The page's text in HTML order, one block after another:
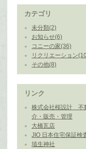
カテゴリ
未分類(2)
お知らせ(6)
コニーの家(36)
リクリエーション
その他(8)
リンク
株式会社桜設計 不
介・販売・管理
大橋瓦店
JIO 日本住宅保証検
埴生神社